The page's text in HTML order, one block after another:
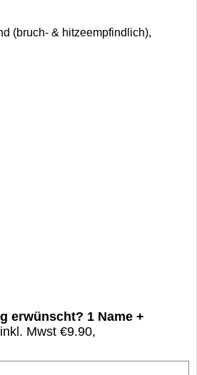
(bruch- & hitzeempfindlich),
erwünscht? 1 Name +
Mwst €9.90,